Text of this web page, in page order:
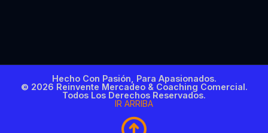
Hecho Con Pasión, Para Apasionados.
© 2026 Reinvente Mercadeo & Coaching Comercial.
Todos Los Derechos Reservados.
IR ARRIBA